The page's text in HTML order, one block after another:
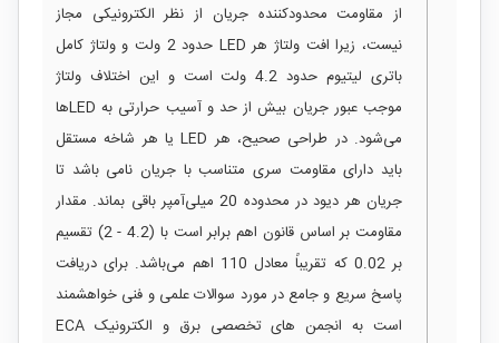
از مقاومت محدودکننده جریان از نظر الکترونیکی مجاز
نیست، زیرا افت ولتاژ هر LED حدود 2 ولت و ولتاژ کامل
باتری لیتیوم حدود 4.2 ولت است و این اختلاف ولتاژ
موجب عبور جریان بیش از حد و آسیب حرارتی به LEDها
می‌شود. در طراحی صحیح، هر LED یا هر شاخه مستقل
باید دارای مقاومت سری متناسب با جریان نامی باشد تا
جریان هر دیود در محدوده 20 میلی‌آمپر باقی بماند. مقدار
مقاومت بر اساس قانون اهم برابر است با (4.2 - 2) تقسیم
بر 0.02 که تقریباً معادل 110 اهم می‌باشد. برای دریافت
پاسخ سریع و جامع در مورد سوالات علمی و فنی خواهشمند
است به انجمن های تخصصی برق و الکترونیک ECA